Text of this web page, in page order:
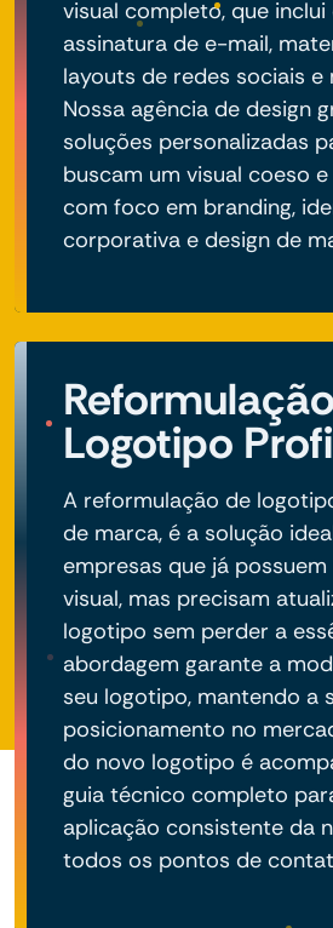
visual completo, que
assinatura de e-mail,
layouts de redes sociais e
Nossa agência de design
soluções personalizadas
buscam um visual coeso
com foco em branding,
corporativa e design de
Logotipo
A reformulação de
de marca, é a solução
empresas que já
visual, mas precisam
logotipo sem perder a
abordagem garante a
seu logotipo, mantendo a
posicionamento no
do novo logotipo é
guia técnico completo
aplicação consistente da
todos os pontos de